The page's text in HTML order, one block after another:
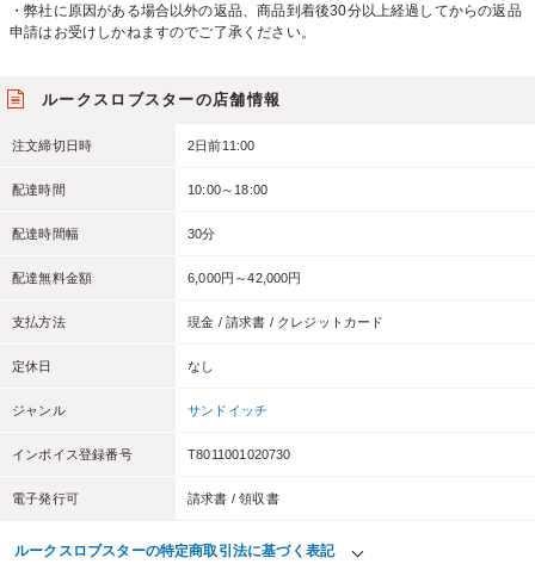
・弊社に原因がある場合以外の返品、商品到着後30分以上経過してからの返品
申請はお受けしかねますのでご了承ください。
ルークスロブスターの店舗情報
注文締切日時 2日前11:00
配達時間 10:00～18:00
配達時間幅 30分
配達無料金額 6,000円～42,000円
支払方法 現金 / 請求書 / クレジットカード
定休日 なし
ジャンル サンドイッチ
インボイス登録番号 T8011001020730
電子発行可 請求書 / 領収書
ルークスロブスターの特定商取引法に基づく表記